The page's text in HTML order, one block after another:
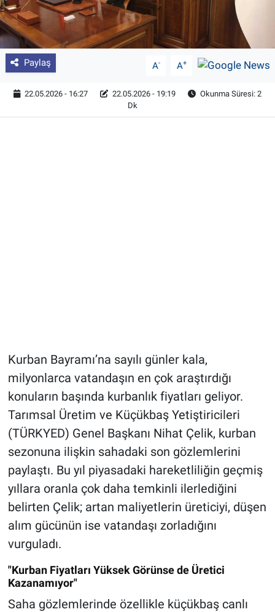
Paylaş A- A+
22.05.2026 - 16:27 22.05.2026 - 19:19
Okunma Süresi: 2
Dk
Kurban Bayramı’na sayılı günler kala,
milyonlarca vatandaşın en çok araştırdığı
konuların başında kurbanlık fiyatları geliyor.
Tarımsal Üretim ve Küçükbaş Yetiştiricileri
(TÜRKYED) Genel Başkanı Nihat Çelik, kurban
sezonuna ilişkin sahadaki son gözlemlerini
paylaştı. Bu yıl piyasadaki hareketliliğin geçmiş
yıllara oranla çok daha temkinli ilerlediğini
belirten Çelik; artan maliyetlerin üreticiyi, düşen
alım gücünün ise vatandaşı zorladığını
vurguladı.
"Kurban Fiyatları Yüksek Görünse de Üretici
Kazanamıyor"
Saha gözlemlerinde özellikle küçükbaş canlı
Tahıllar ve Baklagiller
Tohum